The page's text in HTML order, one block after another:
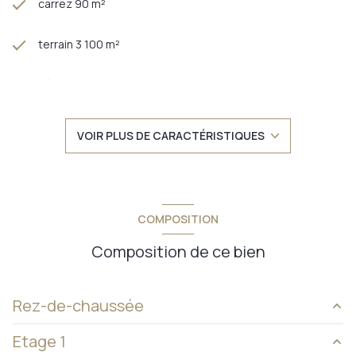
carrez 90 m²
terrain 3 100 m²
séjour 19 m²
kitchenette
1 garage(s)
VOIR PLUS DE CARACTÉRISTIQUES
COMPOSITION
Composition de ce bien
Rez-de-chaussée
cuisine
Etage 1